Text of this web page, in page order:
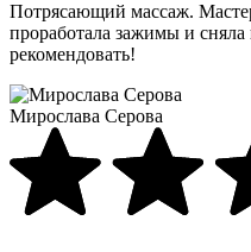
Потрясающий массаж.
проработала зажимы и
рекомендовать!
Мирослава Серова